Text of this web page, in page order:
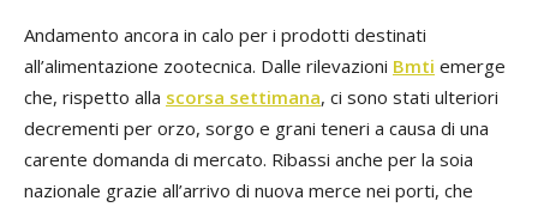
Andamento ancora in calo per i prodotti destinati
all’alimentazione zootecnica. Dalle rilevazioni Bmti emerge
che, rispetto alla scorsa settimana, ci sono stati ulteriori
decrementi per orzo, sorgo e grani teneri a causa di una
carente domanda di mercato. Ribassi anche per la soia
nazionale grazie all’arrivo di nuova merce nei porti, che